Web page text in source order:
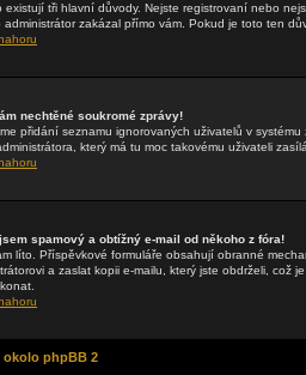
existují tři hlavní důvody. Nejste registrovaní nebo
administrátor zakázal přímo vám. Pokud je toto ten
nechtěné soukromé zprávy!
přidání seznamu ignorovaných uživatelů v
který má tu moc takovému uživateli
spamový a obtížný e-mail od někoho z fóra!
líto. Příspěvkové formuláře obsahují obranné
a zaslat kopii e-mailu, který jste obdrželi, což
okolo phpBB 2